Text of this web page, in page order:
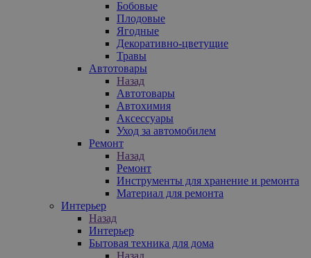
Бобовые
Плодовые
Ягодные
Декоративно-цветущие
Травы
Автотовары
Назад
Автотовары
Автохимия
Аксессуары
Уход за автомобилем
Ремонт
Назад
Ремонт
Инструменты для хранение и ремонта
Материал для ремонта
Интерьер
Назад
Интерьер
Бытовая техника для дома
Назад